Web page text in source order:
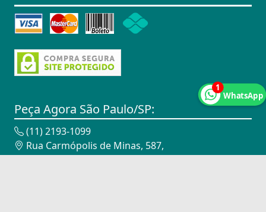
1
WhatsApp
Anilhas
Anilhas de Marcação
Antenas
Antenas de TV
Anéis
Anéis
Peça Agora São Paulo/SP:
(11) 2193-1099
Rua Carmópolis de Minas, 587,